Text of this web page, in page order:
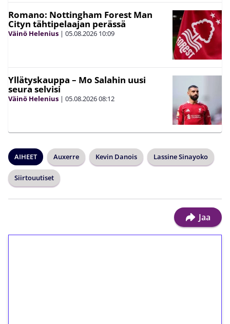
Romano: Nottingham Forest Man
Cityn tähtipelaajan perässä
Väinö Helenius | 05.08.2026 10:09
Yllätyskauppa – Mo Salahin uusi
seura selvisi
Väinö Helenius | 05.08.202608:12
AIHEET Auxerre Kevin Danois Lassine Sinayoko
Siirtouutiset
Jaa